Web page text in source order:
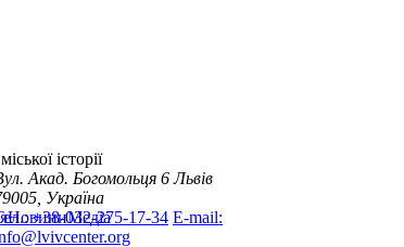
НовиниМедіа
історії
Акад. Богомольця 6 Львів
Україна
+38-032-275-17-34 E-mail: